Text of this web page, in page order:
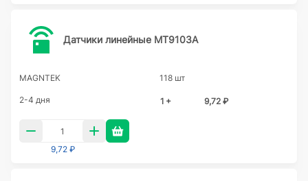
Датчики линейные MT9103A
MAGNTEK 118 шт
2-4 дня 1 + 9,72 ₽
9,72 ₽